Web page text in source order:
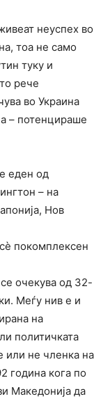
неуспех во
тоа не само
туку и
рече
во Украина
– потенцираше
еден од
– на
Нов
покомплексен
очекува од 32-
Меѓу нив е и
на
политичката
или не членка на
година кога по
Македонија да